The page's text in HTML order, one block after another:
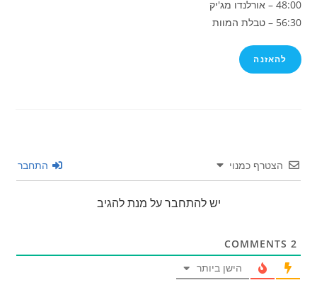
48:00 – אורלנדו מג'יק
56:30 – טבלת המוות
להאזנה
הצטרף כמנוי התחבר
יש להתחבר על מנת להגיב
2
הישן ביותר